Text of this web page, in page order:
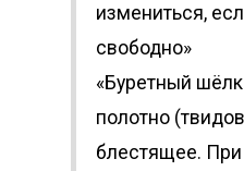
измениться,
свободно»
«Буретный шёлк
полотно
блестящее. При